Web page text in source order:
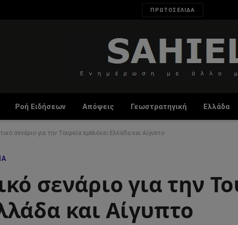
ΠΡΩΤΟΣΕΛΙΔΑ
Ροή Ειδήσεων Απόψεις Γεωστρατηγική Ελλάδα
σενάριο για την Τουρκία εμπλέκει Ελλάδα και Αίγυπτο
σενάριο για την
και Αίγυπτο